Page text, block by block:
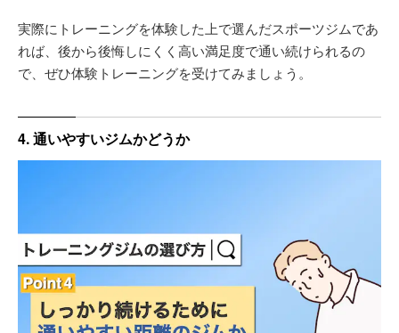
実際にトレーニングを体験した上で選んだスポーツジムであ
れば、後から後悔しにくく高い満足度で通い続けられるの
で、ぜひ体験トレーニングを受けてみましょう。
4. 通いやすいジムかどうか